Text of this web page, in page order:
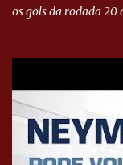
os gols da rodada 20